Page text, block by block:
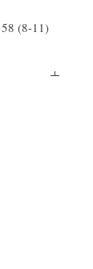
(8-11)